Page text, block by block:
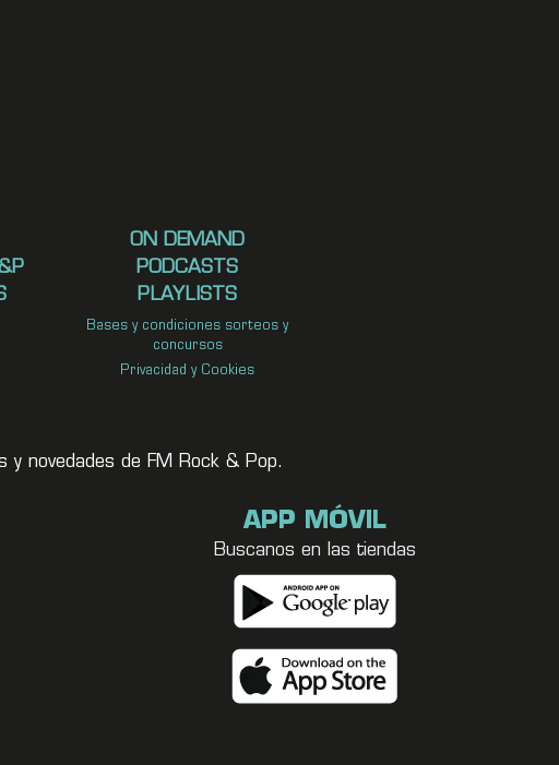
ON DEMAND
PODCASTS
PLAYLISTS
Bases y condiciones sorteos y
concursos
Privacidad y Cookies
novedades de FM Rock & Pop.
APP MÓVIL
Buscanos en las tiendas